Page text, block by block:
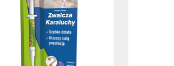
- przedpłata